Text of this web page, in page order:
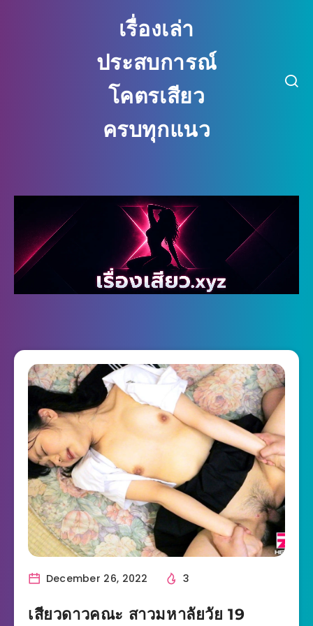
เรื่องเล่า
ประสบการณ์
โคตรเสียว
ครบทุกแนว
December 26, 2022 3
เสียวดาวคณะ สาวมหาลัยวัย 19